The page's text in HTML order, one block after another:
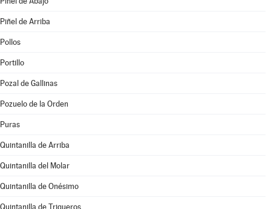
Piñel de Arriba
Pollos
Portillo
Pozal de Gallinas
Pozuelo de la Orden
Puras
Quintanilla de Arriba
Quintanilla del Molar
Quintanilla de Onésimo
Quintanilla de Trigueros